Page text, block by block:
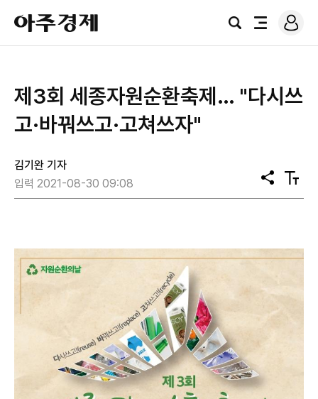
아
주
경
검
전
로
그
제3회 세종자원순환축제… "다시쓰
고·바꿔쓰고·고쳐쓰자"
김기완 기자
입력 2021-08-30 09:08
공
유
텍
스